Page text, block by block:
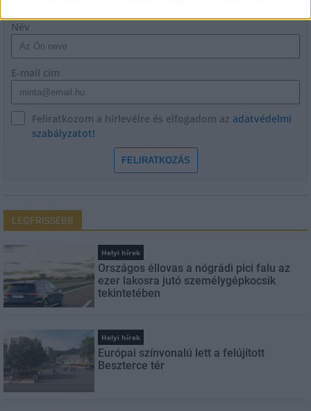
Név
E-mail cím
Feliratkozom a hírlevélre és elfogadom az adatvédelmi
szabályzatot!
FELIRATKOZÁS
LEGFRISSEBB
Helyi hírek
Országos éllovas a nógrádi pici falu az
ezer lakosra jutó személygépkocsik
tekintetében
Helyi hírek
Európai színvonalú lett a felújított
Beszterce tér